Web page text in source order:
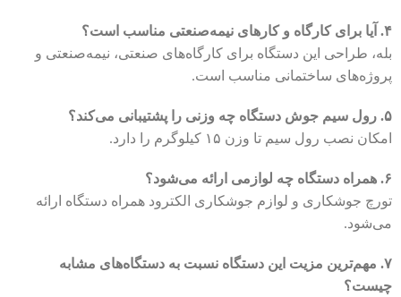
۴. آیا برای کارگاه و کارهای نیمه‌صنعتی مناسب است؟
بله، طراحی این دستگاه برای کارگاه‌های صنعتی، نیمه‌صنعتی و
پروژه‌های ساختمانی مناسب است.
۵. رول سیم جوش دستگاه چه وزنی را پشتیبانی می‌کند؟
امکان نصب رول سیم تا وزن ۱۵ کیلوگرم را دارد.
۶. همراه دستگاه چه لوازمی ارائه می‌شود؟
تورچ جوشکاری و لوازم جوشکاری الکترود همراه دستگاه ارائه
می‌شود.
۷. مهم‌ترین مزیت این دستگاه نسبت به دستگاه‌های مشابه
چیست؟